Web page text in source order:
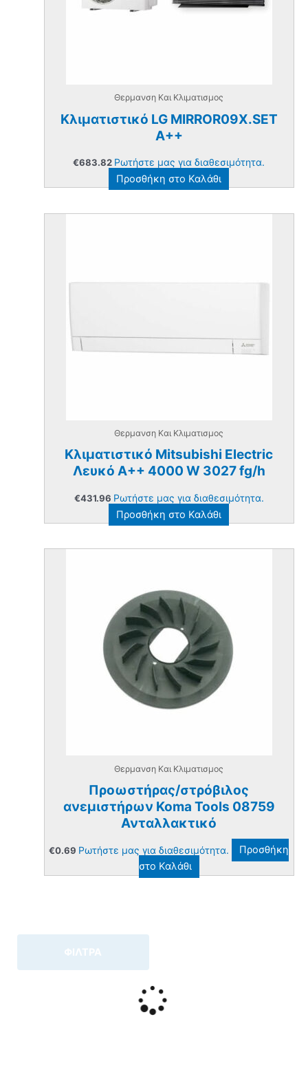
ΦΙΛΤΡΑ
Θερμανση Και Κλιματισμος
Κλιματιστικό LG MIRROR09X.SET
A++
€683.82 Ρωτήστε μας για διαθεσιμότητα.
Προσθήκη στο Καλάθι
Θερμανση Και Κλιματισμος
Κλιματιστικό Mitsubishi Electric
Λευκό A++ 4000 W 3027 fg/h
€431.96 Ρωτήστε μας για διαθεσιμότητα.
Προσθήκη στο Καλάθι
Θερμανση Και Κλιματισμος
Προωστήρας/στρόβιλος
ανεμιστήρων Koma Tools 08759
Ανταλλακτικό
€0.69 Ρωτήστε μας για διαθεσιμότητα.
Προσθήκη
στο Καλάθι